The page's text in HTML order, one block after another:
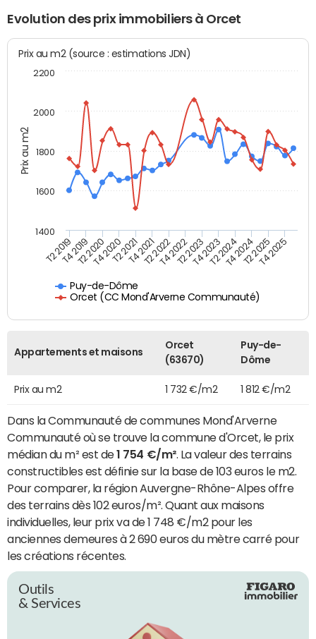
Evolution des prix immobiliers à Orcet
Prix au m2
Prix au m2 (source : estimations JDN)
Puy-de-Dôme
Orcet (CC Mond'Arverne Communauté)
T2 2019T4 2019T2 2020T4 2020T2 2021T4 2021T2 2022T4 2022T2 2023T4 2023T2 2024T4 2024T2 2025T4 2025
1400
1600
1800
2000
2200
Appartements et maisons
Orcet
(63670)
Puy-de-
Dôme
Prix au m2 1 732 €/m2 1 812 €/m2
Dans la Communauté de communes Mond'Arverne
Communauté où se trouve la commune d'Orcet, le prix
médian du m² est de1 754 €/m². La valeur des terrains
constructibles est définie sur la base de 103 euros le m2.
Pour comparer, la région Auvergne-Rhône-Alpes offre
des terrains dès 102 euros/m². Quant aux maisons
individuelles, leur prix va de 1 748 €/m2 pour les
anciennes demeures à 2 690 euros du mètre carré pour
les créations récentes.
Outils
& Services